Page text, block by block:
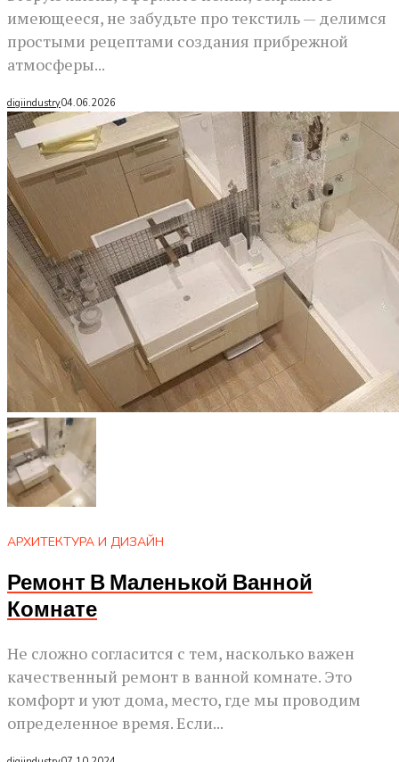
имеющееся, не забудьте про текстиль — делимся
простыми рецептами создания прибрежной
атмосферы...
digiindustry04.06.2026
АРХИТЕКТУРА И ДИЗАЙН
Ремонт В Маленькой Ванной
Комнате
Не сложно согласится с тем, насколько важен
качественный ремонт в ванной комнате. Это
комфорт и уют дома, место, где мы проводим
определенное время. Если...